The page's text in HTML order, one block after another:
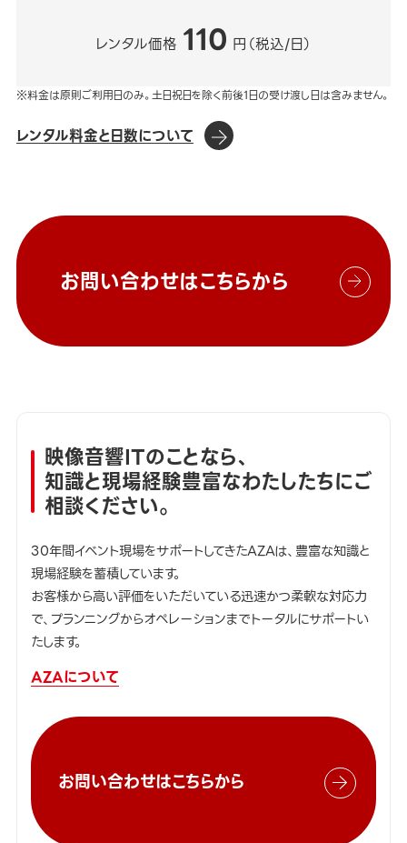
レンタル価格 110 円（税込/日）
※料金は原則ご利用日のみ。土日祝日を除く前後1日の受け渡し日は含みません。
レンタル料金と日数について
お問い合わせはこちらから
映像音響ITのことなら、
知識と現場経験豊富なわたしたちにご
相談ください。
30年間イベント現場をサポートしてきたAZAは、豊富な知識と
現場経験を蓄積しています。
お客様から高い評価をいただいている迅速かつ柔軟な対応力
で、プランニングからオペレーションまでトータルにサポートい
たします。
AZAについて
お問い合わせはこちらから